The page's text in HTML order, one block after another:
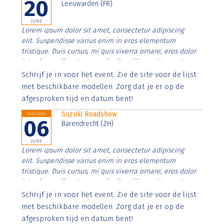
20
JUNE
Leeuwarden (FR)
Lorem ipsum dolor sit amet, consectetur adipiscing
elit. Suspendisse varius enim in eros elementum
tristique. Duis cursus, mi quis viverra ornare, eros dolor
interdum nulla, ut commodo diam libero vitae erat.
Aenean faucibus nibh et justo cursus id rutrum lorem
imperdiet. Nunc ut sem vitae risus tristique posuere.
Schrijf je in voor het event. Zie de site voor de lijst
met beschikbare modellen. Zorg dat je er op de
afgesproken tijd en datum bent!
Saturday
06
JUNE
Suzuki Roadshow
Barendrecht (ZH)
Lorem ipsum dolor sit amet, consectetur adipiscing
elit. Suspendisse varius enim in eros elementum
tristique. Duis cursus, mi quis viverra ornare, eros dolor
interdum nulla, ut commodo diam libero vitae erat.
Aenean faucibus nibh et justo cursus id rutrum lorem
imperdiet. Nunc ut sem vitae risus tristique posuere.
Schrijf je in voor het event. Zie de site voor de lijst
met beschikbare modellen. Zorg dat je er op de
afgesproken tijd en datum bent!